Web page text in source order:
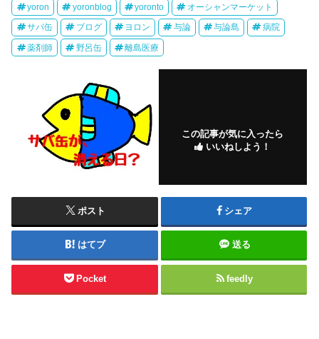
yoron yoronblog yoronto オーシャンマーケット
サバ缶 ブログ ヨロン 与論 与論島 病院
薬剤師 野呂缶 離島医療
この記事が気に入ったら
いいねしよう！
ポスト シェア
はてブ 送る
Pocket feedly